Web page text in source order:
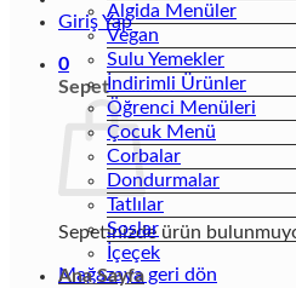
Giriş Yap
0
Sepet
Sepetinizde ürün
Mağazaya geri dön
Algida Menüler
Vegan
Sulu Yemekler
İndirimli Ürünler
Öğrenci Menüleri
Çocuk Menü
Corbalar
Dondurmalar
Tatlılar
Soslar
İçeçek
Ana Sayfa